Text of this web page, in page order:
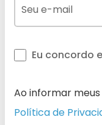
Eu concordo
Ao informar
Política de